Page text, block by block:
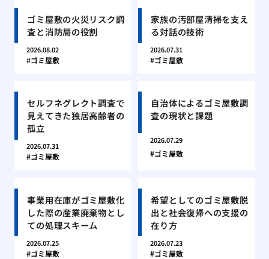
ゴミ屋敷の火災リスク調
査と消防局の役割
2026.08.02
ゴミ屋敷
家族の汚部屋清掃を支え
る対話の技術
2026.07.31
ゴミ屋敷
セルフネグレクト調査で
見えてきた独居高齢者の
孤立
2026.07.31
ゴミ屋敷
自治体によるゴミ屋敷調
査の現状と課題
2026.07.29
ゴミ屋敷
事業用在庫がゴミ屋敷化
した際の産業廃棄物とし
ての処理スキーム
2026.07.25
ゴミ屋敷
希望としてのゴミ屋敷脱
出と社会復帰への支援の
在り方
2026.07.23
ゴミ屋敷